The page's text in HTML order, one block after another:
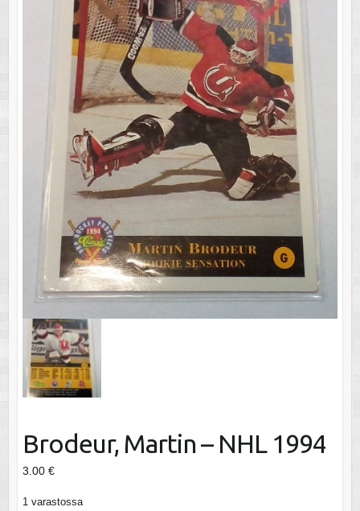
Brodeur, Martin – NHL 1994
3.00 €
1 varastossa